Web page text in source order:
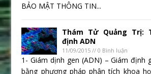
BẢO MẬT THÔNG TIN...
Thám Tử Quảng Trị:
định ADN
11/09/2015 // 0 Bình luận
1- Giám dịnh gen (ADN) – Giám định
bằng phương pháp phân tích khoa